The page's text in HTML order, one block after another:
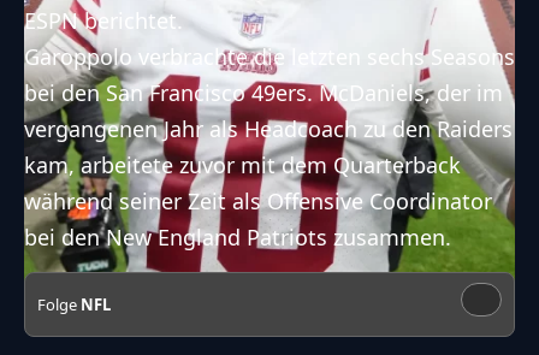
ESPNberichtet.
Garoppolo verbrachte die letzten sechs Seasons
bei den San Francisco 49ers. McDaniels, der im
vergangenen Jahr als Headcoach zu den Raiders
kam, arbeitete zuvor mit dem Quarterback
während seiner Zeit als Offensive Coordinator
bei den New England Patriots zusammen.
Folge NFL